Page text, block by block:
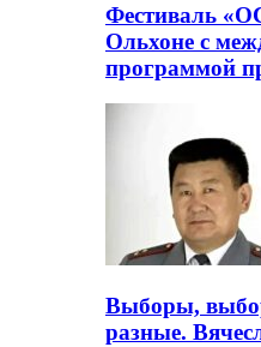
Фестиваль
Ольхоне с
программой
Выборы,
разные.